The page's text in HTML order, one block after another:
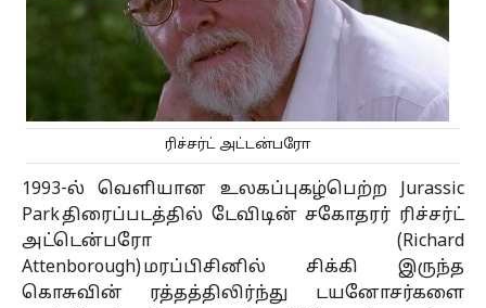
ரிச்சர்ட்அட்டன்பரோ
1993-ல் வெளியான உலகப்புகழ்பெற்ற Jurassic
Park திரைப்படத்தில் டேவிடின் சகோதரர் ரிச்சர்ட்
அட்டென்பரோ (Richard
Attenborough) மரப்பிசினில் சிக்கி இருந்த
கொசுவின் ரத்தத்திலிர்ந்து டயனோசர்களை